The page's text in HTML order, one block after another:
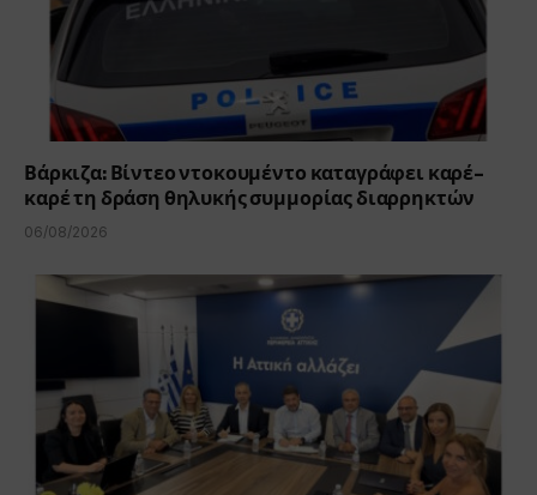
Βάρκιζα: Βίντεο ντοκουμέντο καταγράφει καρέ-
καρέ τη δράση θηλυκής συμμορίας διαρρηκτών
06/08/2026